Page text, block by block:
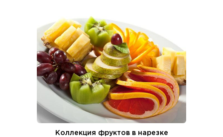
Коллекция фруктов в нарезке